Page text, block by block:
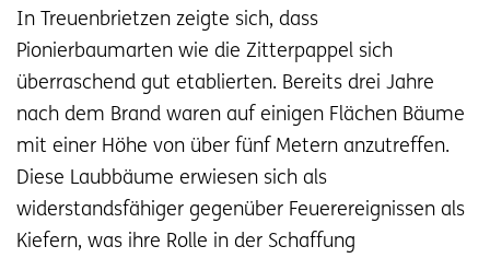
In Treuenbrietzen zeigte sich, dass
Pionierbaumarten wie die Zitterpappel sich
überraschend gut etablierten. Bereits drei Jahre
nach dem Brand waren auf einigen Flächen Bäume
mit einer Höhe von über fünf Metern anzutreffen.
Diese Laubbäume erwiesen sich als
widerstandsfähiger gegenüber Feuerereignissen als
Kiefern, was ihre Rolle in der Schaffung